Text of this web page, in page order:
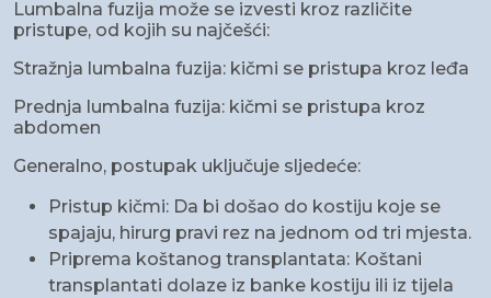
Lumbalna fuzija može se izvesti kroz različite
pristupe, od kojih su najčešći:
Stražnja lumbalna fuzija: kičmi se pristupa kroz leđa
Prednja lumbalna fuzija: kičmi se pristupa kroz
abdomen
Generalno, postupak uključuje sljedeće:
Pristup kičmi: Da bi došao do kostiju koje se
spajaju, hirurg pravi rez na jednom od tri mjesta.
Priprema koštanog transplantata: Koštani
transplantati dolaze iz banke kostiju ili iz tijela